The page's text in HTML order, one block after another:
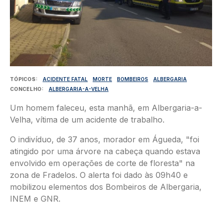
TÓPICOS ACIDENTE FATAL MORTE BOMBEIROS
ALBERGARIA
CONCELHO
ALBERGARIA-A-VELHA
Um homem faleceu, esta manhã, em Albergaria-a-
Velha, vítima de um acidente de trabalho.
O indivíduo, de 37 anos, morador em Águeda, "foi
atingido por uma árvore na cabeça quando estava
envolvido em operações de corte de floresta" na
zona de Fradelos. O alerta foi dado às 09h40 e
mobilizou elementos dos Bombeiros de Albergaria,
INEM e GNR.